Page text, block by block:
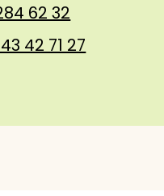
62 32
42 71 27